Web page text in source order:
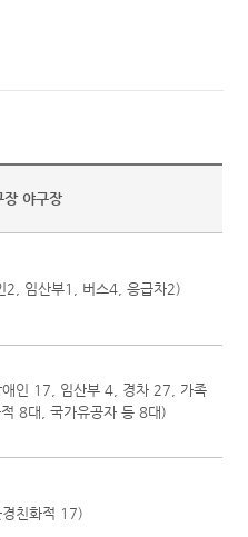
장 야구장
2, 임산부1, 버스4, 응급차2)
인 17, 임산부 4, 경차 27, 가족
8대, 국가유공자 등 8대)
친화적 17)